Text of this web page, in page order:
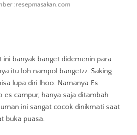
:resepmasakan.com
ini banyak banget didemenin para
itu loh nampol bangetzz. Saking
lupa diri lhoo. Namanya Es
es campur, hanya saja ditambah
ini sangat cocok dinikmati saat
buka puasa.